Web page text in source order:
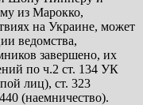
из Марокко,
на Украине, может
ведомства,
завершено, их
по ч.2 ст. 134 УК
лиц), ст. 323
(наемничество).